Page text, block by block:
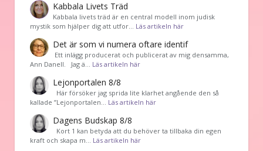
Kabbala Livets Träd
Kabbala livets träd är en central modell inom judisk
mystik som hjälper dig att utfor… Läs artikeln här
Det är som vi numera oftare identif
͏ Ett inlägg producerat och publicerat av mig densamma,
Ann Danell. Jag ä… Läs artikeln här
Lejonportalen 8/8
Här försöker jag sprida lite klarhet angående den så
kallade ”Lejonportalen… Läs artikeln här
Dagens Budskap 8/8
Kort 1 kan betyda att du behöver ta tillbaka din egen
kraft och skapa m… Läs artikeln här